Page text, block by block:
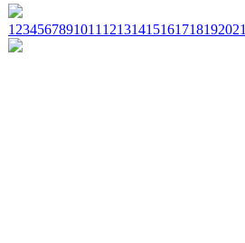
1 234567891011 12131415161718192021